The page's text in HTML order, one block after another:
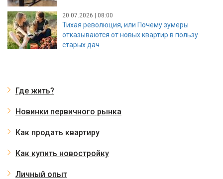
20.07.2026 | 08:00
Тихая революция, или Почему зумеры
отказываются от новых квартир в пользу
старых дач
Где жить?
Новинки первичного рынка
Как продать квартиру
Как купить новостройку
Личный опыт